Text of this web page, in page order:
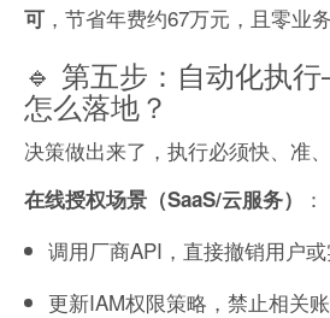
可 ，节省年费约67万元，且零业务
🔹 第五步：自动化执
怎么落地？
决策做出来了，执行必须快、准、
在线授权场景（SaaS/云服务）
：
调用厂商API，直接撤销用户
更新IAM权限策略，禁止相关